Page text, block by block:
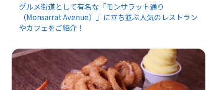
グルメ街道として有名な「モンサラット通り
（Monsarrat Avenue）」に立ち並ぶ人気のレストラン
やカフェをご紹介！